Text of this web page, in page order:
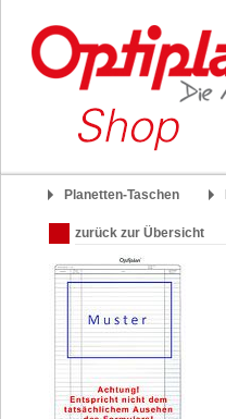
Planetten-Taschen
zurück zur Übersicht